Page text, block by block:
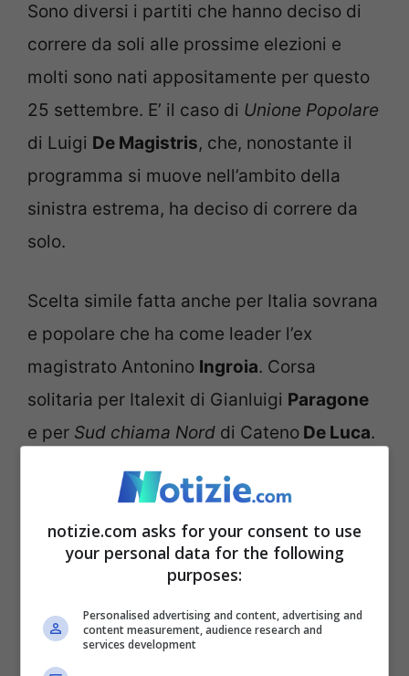
Sono diversi i partiti che hanno deciso di
correre da soli alle prossime elezioni e
molti sono nati appositamente per questo
25 settembre. E’ il caso di Unione Popolare
di Luigi De Magistris, che, nonostante il
programma si muove nell’ambito della
sinistra estrema, ha deciso di correre da
solo.
Scelta simile fatta anche per Italia sovrana
e popolare che ha come leader l’ex
magistrato Antonino Ingroia. Corsa
solitaria per Italexit di Gianluigi Paragone
e per Sud chiama Nord di Cateno De Luca.
I piccoli partiti del
Centrodestra
notizie.com asks for your consent to use
your personal data for the following
purposes:
Personalised advertising and content, advertising and
content measurement, audience research and
services development